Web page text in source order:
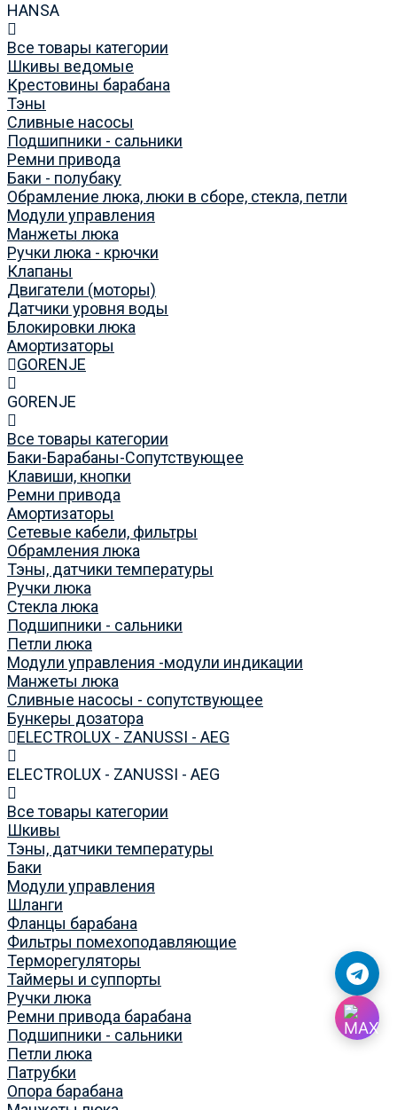
HANSA
Все товары категории
Шкивы ведомые
Крестовины барабана
Тэны
Сливные насосы
Подшипники - сальники
Ремни привода
Баки - полубаку
Обрамление люка, люки в сборе, стекла, петли
Модули управления
Манжеты люка
Ручки люка - крючки
Клапаны
Двигатели (моторы)
Датчики уровня воды
Блокировки люка
Амортизаторы
GORENJE
GORENJE
Все товары категории
Баки-Барабаны-Сопутствующее
Клавиши, кнопки
Ремни привода
Амортизаторы
Сетевые кабели, фильтры
Обрамления люка
Тэны, датчики температуры
Ручки люка
Стекла люка
Подшипники - сальники
Петли люка
Модули управления -модули индикации
Манжеты люка
Сливные насосы - сопутствующее
Бункеры дозатора
ELECTROLUX - ZANUSSI - AEG
ELECTROLUX - ZANUSSI - AEG
Все товары категории
Шкивы
Тэны, датчики температуры
Баки
Модули управления
Шланги
Фланцы барабана
Фильтры помехоподавляющие
Терморегуляторы
Таймеры и суппорты
Ручки люка
Ремни привода барабана
Подшипники - сальники
Петли люка
Патрубки
Опора барабана